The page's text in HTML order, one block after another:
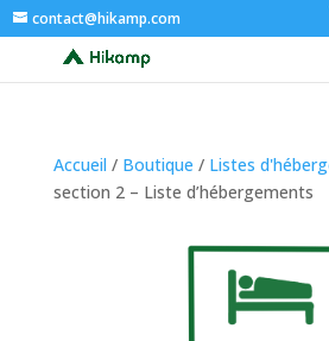
contact@hikamp.com
Accueil / Boutique / Listes
section 2 – Liste d’hébergements